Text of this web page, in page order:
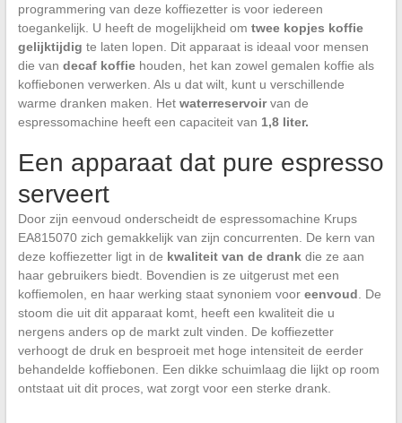
programmering van deze koffiezetter is voor iedereen
toegankelijk. U heeft de mogelijkheid om twee kopjes koffie
gelijktijdig te laten lopen. Dit apparaat is ideaal voor mensen
die van decaf koffiehouden, het kan zowel gemalen koffie als
koffiebonen verwerken. Als u dat wilt, kunt u verschillende
warme dranken maken. Het waterreservoirvan de
espressomachine heeft een capaciteit van 1,8 liter.
Een apparaat dat pure espresso
serveert
Door zijn eenvoud onderscheidt de espressomachine Krups
EA815070 zich gemakkelijk van zijn concurrenten. De kern van
deze koffiezetter ligt in de kwaliteit van de drank die ze aan
haar gebruikers biedt. Bovendien is ze uitgerust met een
koffiemolen, en haar werking staat synoniem voor eenvoud . De
stoom die uit dit apparaat komt, heeft een kwaliteit die u
nergens anders op de markt zult vinden. De koffiezetter
verhoogt de druk en besproeit met hoge intensiteit de eerder
behandelde koffiebonen. Een dikke schuimlaag die lijkt op room
ontstaat uit dit proces, wat zorgt voor een sterke drank.